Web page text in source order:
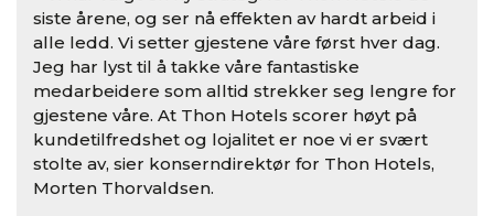
siste årene, og ser nå effekten av hardt arbeid i
alle ledd. Vi setter gjestene våre først hver dag.
Jeg har lyst til å takke våre fantastiske
medarbeidere som alltid strekker seg lengre for
gjestene våre. At Thon Hotels scorer høyt på
kundetilfredshet og lojalitet er noe vi er svært
stolte av, sier konserndirektør for Thon Hotels,
Morten Thorvaldsen.